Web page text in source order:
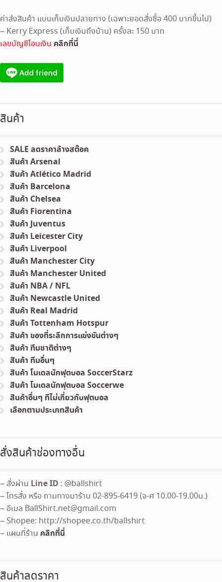
ค่าส่งสินค้า แบบเก็บเงินปลายทาง (เฉพาะยอดสั่งซื้อ 400 บาทขึ้นไป)
– Kerry Express (เก็บเงินถึงบ้าน) ครั้งละ 150 บาท
เลขบัญชีโอนเงิน คลิกที่นี่
สินค้า
SALE ลดราคาล้างสต๊อค
สินค้า Arsenal
สินค้า Atlético Madrid
สินค้า Barcelona
สินค้า Chelsea
สินค้า Fiorentina
สินค้า Juventus
สินค้า Leicester City
สินค้า Liverpool
สินค้า Manchester City
สินค้า Manchester United
สินค้า NBA / NFL
สินค้า Newcastle United
สินค้า Real Madrid
สินค้า Tottenham Hotspur
สินค้า ของที่ระลึกการแข่งขันต่างๆ
สินค้า ทีมชาติต่างๆ
สินค้า ทีมอื่นๆ
สินค้า โมเดลนักฟุตบอล SoccerStarz
สินค้า โมเดลนักฟุตบอล Soccerwe
สินค้าอื่นๆ ทีไม่เกี่ยวกับฟุตบอล
เลือกตามประเภทสินค้า
สั่งสินค้าช่องทางอื่น
– สั่งผ่าน Line ID : @ballshirt
– โทรสั่ง หรือ ถามทางมาร้าน 02-895-6419 (จ-ศ 10.00-19.00น.)
– อีเมล BallShirt.net@gmail.com
– Shopee: http://shopee.co.th/ballshirt
– แผนที่ร้าน คลิกที่นี่
สินค้าลดราคา